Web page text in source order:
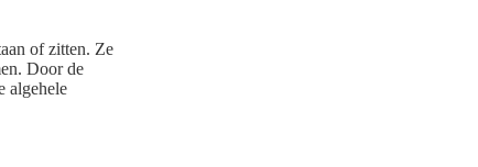
of zitten. Ze
Door de
algehele